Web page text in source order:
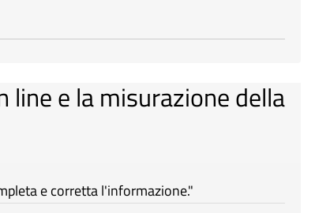
line e la misurazione della
e corretta l'informazione."